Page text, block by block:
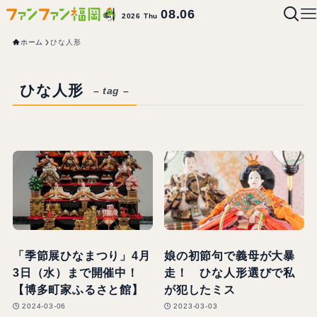
2026 Thu08.06
ホーム ひな人形
ひな人形 – tag –
「季節展ひなまつり」4月
3日（水）まで開催中！
【博多町家ふるさと館】
2024-03-06
娘の初節句で義母が大暴
走！ ひな人形選びで私
が犯したミス
2023-03-03